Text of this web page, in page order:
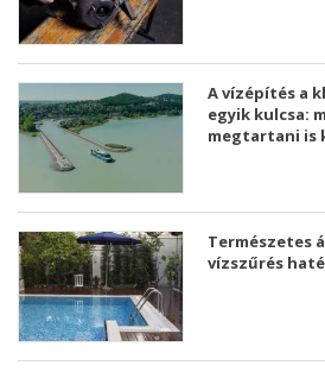
A vízépítés a
egyik kulcsa:
megtartani is
Természetes
vízszűrés